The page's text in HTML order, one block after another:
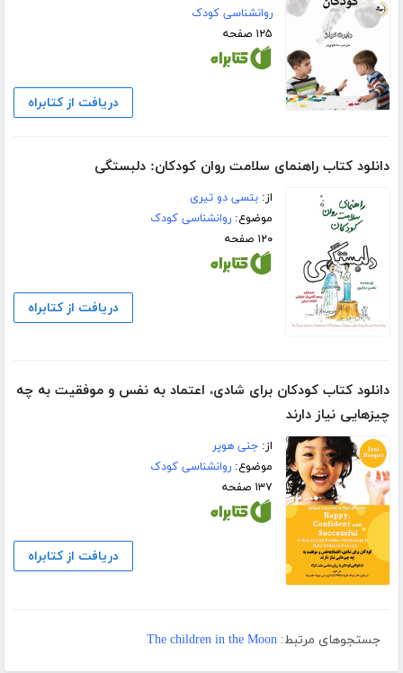
روانشناسی کودک
۱۲۵ صفحه
دریافت از کتابراه
دانلود کتاب راهنمای سلامت روان کودکان: دلبستگی
از:بتسی دو تیری
موضوع:روانشناسی کودک
۱۲۰ صفحه
دریافت از کتابراه
دانلود کتاب کودکان برای شادی، اعتماد به نفس و موفقیت به چه
چیزهایی نیاز دارند
از:جنی هوپر
موضوع:روانشناسی کودک
۱۳۷ صفحه
دریافت از کتابراه
جستجوهای مرتبط: The children in the Moon